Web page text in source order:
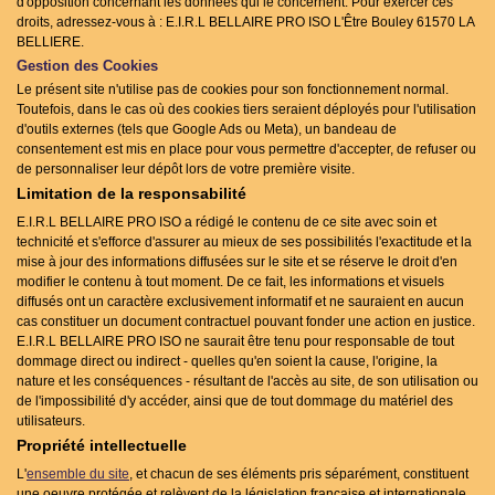
droits, adressez-vous à : E.I.R.L BELLAIRE PRO ISO L'Être Bouley 61570 LA
BELLIERE.
Gestion des Cookies
Le présent site n'utilise pas de cookies pour son fonctionnement normal.
Toutefois, dans le cas où des cookies tiers seraient déployés pour l'utilisation
d'outils externes (tels que Google Ads ou Meta), un bandeau de
consentement est mis en place pour vous permettre d'accepter, de refuser ou
de personnaliser leur dépôt lors de votre première visite.
Limitation de la responsabilité
E.I.R.L BELLAIRE PRO ISO a rédigé le contenu de ce site avec soin et
technicité et s'efforce d'assurer au mieux de ses possibilités l'exactitude et la
mise à jour des informations diffusées sur le site et se réserve le droit d'en
modifier le contenu à tout moment. De ce fait, les informations et visuels
diffusés ont un caractère exclusivement informatif et ne sauraient en aucun
cas constituer un document contractuel pouvant fonder une action en justice.
E.I.R.L BELLAIRE PRO ISO ne saurait être tenu pour responsable de tout
dommage direct ou indirect - quelles qu'en soient la cause, l'origine, la
nature et les conséquences - résultant de l'accès au site, de son utilisation ou
de l'impossibilité d'y accéder, ainsi que de tout dommage du matériel des
utilisateurs.
Propriété intellectuelle
L'ensemble du site, et chacun de ses éléments pris séparément, constituent